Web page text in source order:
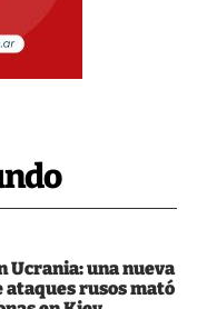
Ucrania: una nueva
ataques rusos mató